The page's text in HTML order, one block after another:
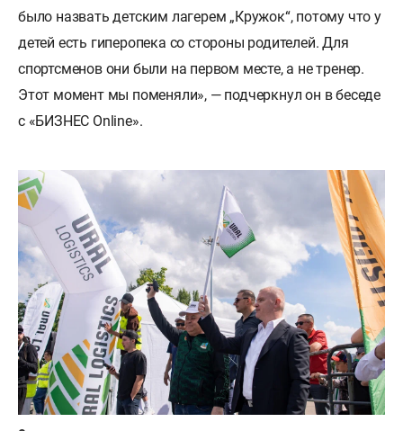
было назвать детским лагерем „Кружок“, потому что у
детей есть гиперопека со стороны родителей. Для
спортсменов они были на первом месте, а не тренер.
Этот момент мы поменяли», — подчеркнул он в беседе
с «БИЗНЕС Online».